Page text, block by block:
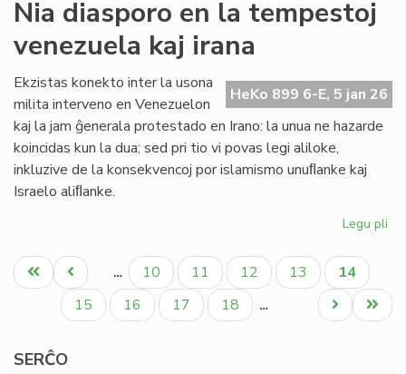
la
Nia diasporo en la tempestoj
venezuela kaj irana
HeKo 899 6-E, 5 jan 26
Ekzistas konekto inter la usona
milita interveno en Venezuelon
kaj la jam ĝenerala protestado en Irano: la unua ne hazarde
koincidas kun la dua; sed pri tio vi povas legi aliloke,
inkluzive de la konsekvencoj por islamismo unuﬂanke kaj
Israelo aliﬂanke.
Legu pli
la
Pagination
Unua
paĝo
Antaŭa
paĝo
… Paĝo
10 Paĝo
11 Paĝo
12 Paĝo
13
Aktuala
paĝo
14
Paĝo
15 Paĝo
16 Paĝo
17 Paĝo
18 …
Last
page
Next
page
SERĈO